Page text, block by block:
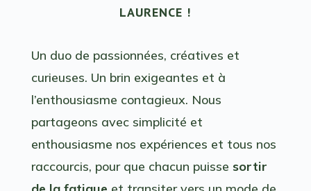
LAURENCE !
Un duo de passionnées, créatives et
curieuses. Un brin exigeantes et à
l’enthousiasme contagieux. Nous
partageons avec simplicité et
enthousiasme nos expériences et tous nos
raccourcis, pour que chacun puisse sortir